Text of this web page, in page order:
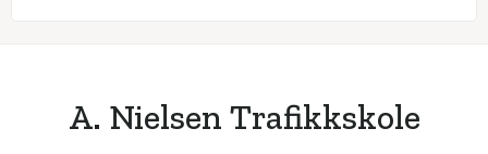
A. Nielsen Trafikkskole